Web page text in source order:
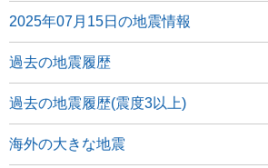
2025年07月15日の地震情報
過去の地震履歴
過去の地震履歴(震度3以上)
海外の大きな地震